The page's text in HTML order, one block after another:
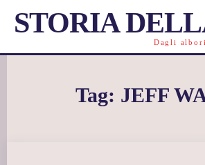
STORIA
Dagli
Tag: JEFF